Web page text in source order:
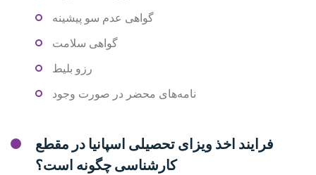
گواهی عدم سو پیشینه
گواهی سلامت
رزو بلیط
نامه‌های محضر در صورت وجود
فرایند اخذ ویزای تحصیلی اسپانیا در مقطع
کارشناسی چگونه است؟